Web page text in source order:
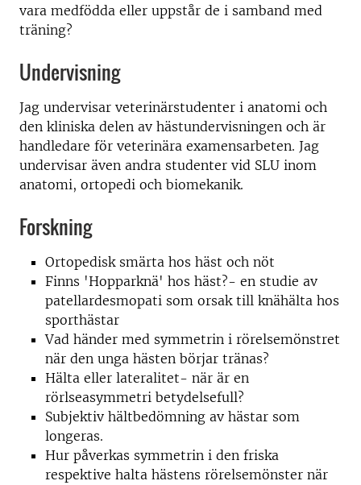
vara medfödda eller uppstår de i samband med
träning?
Undervisning
Jag undervisar veterinärstudenter i anatomi och
den kliniska delen av hästundervisningen och är
handledare för veterinära examensarbeten. Jag
undervisar även andra studenter vid SLU inom
anatomi, ortopedi och biomekanik.
Forskning
Ortopedisk smärta hos häst och nöt
Finns 'Hopparknä' hos häst?- en studie av
patellardesmopati som orsak till knähälta hos
sporthästar
Vad händer med symmetrin i rörelsemönstret
när den unga hästen börjar tränas?
Hälta eller lateralitet- när är en
rörlseasymmetri betydelsefull?
Subjektiv hältbedömning av hästar som
longeras.
Hur påverkas symmetrin i den friska
respektive halta hästens rörelsemönster när